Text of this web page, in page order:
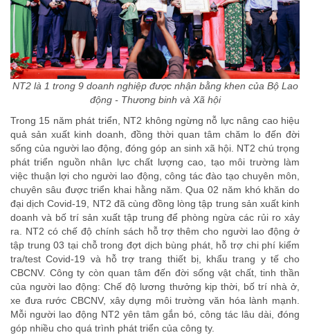
NT2 là 1 trong 9 doanh nghiệp được nhận bằng khen của Bộ Lao
động - Thương binh và Xã hội
Trong 15 năm phát triển, NT2 không ngừng nỗ lực nâng cao hiệu
quả sản xuất kinh doanh, đồng thời quan tâm chăm lo đến đời
sống của người lao động, đóng góp an sinh xã hội. NT2 chú trọng
phát triển nguồn nhân lực chất lượng cao, tạo môi trường làm
việc thuận lợi cho người lao động, công tác đào tạo chuyên môn,
chuyên sâu được triển khai hằng năm. Qua 02 năm khó khăn do
đại dịch Covid-19, NT2 đã cùng đồng lòng tập trung sản xuất kinh
doanh và bố trí sản xuất tập trung để phòng ngừa các rủi ro xảy
ra. NT2 có chế độ chính sách hỗ trợ thêm cho người lao động ở
tập trung 03 tại chỗ trong đợt dịch bùng phát, hỗ trợ chi phí kiểm
tra/test Covid-19 và hỗ trợ trang thiết bị, khẩu trang y tế cho
CBCNV. Công ty còn quan tâm đến đời sống vật chất, tinh thần
của người lao động: Chế độ lương thưởng kịp thời, bố trí nhà ở,
xe đưa rước CBCNV, xây dựng môi trường văn hóa lành mạnh.
Mỗi người lao động NT2 yên tâm gắn bó, công tác lâu dài, đóng
góp nhiều cho quá trình phát triển của công ty.